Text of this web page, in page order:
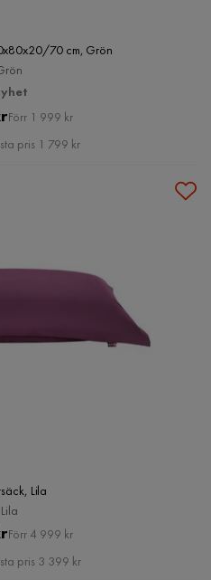
70 cm, Grön
Pris
Original
Pris
Förr 1 999 kr
pris 1 799 kr
Lila
Lila
Pris
Original
Pris
Förr 4 999 kr
pris 3 399 kr